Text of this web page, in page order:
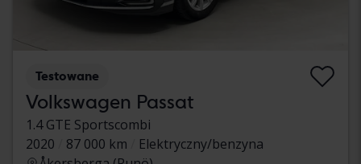
Testowane
Volkswagen Passat
1.4 GTE Sportscombi
2020
87 000 km
Elektryczny/benzyna